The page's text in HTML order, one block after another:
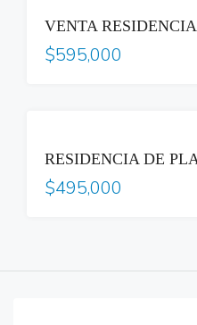
$595,000
$495,000